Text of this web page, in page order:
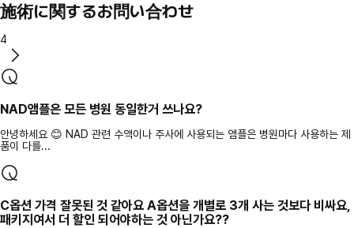
施術に関するお問い合わせ
4
NAD앰플은 모든 병원 동일한거 쓰나요?
안녕하세요 😊 NAD 관련 수액이나 주사에 사용되는 앰플은 병원마다 사용하는 제
품이 다를...
C옵션 가격 잘못된 것 같아요 A옵션을 개별로 3개 사는 것보다 비싸요,
패키지여서 더 할인 되어야하는 것 아닌가요??